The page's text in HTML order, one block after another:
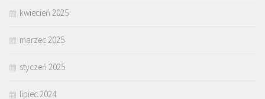
kwiecień 2025
marzec 2025
styczeń 2025
lipiec 2024